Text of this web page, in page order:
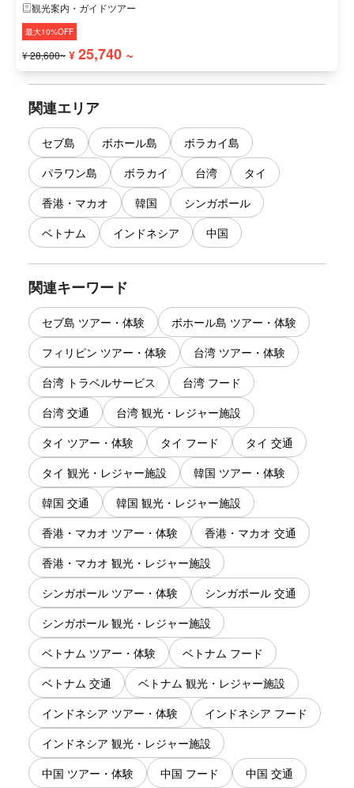
観光案内・ガイドツアー
最大10%OFF
¥ 28,600~ ¥ 25,740 ~
関連エリア
セブ島 ボホール島
ボラカイ島
パラワン島
ボラカイ 台湾
タイ
香港・マカオ
韓国
シンガポール
ベトナム
インドネシア 中国
関連キーワード
セブ島 ツアー・体験
ボホール島 ツアー・体験
フィリピン ツアー・体験
台湾 ツアー・体験
台湾 トラベルサービス
台湾 フード
台湾 交通
台湾 観光・レジャー施設
タイ ツアー・体験
タイ フード
タイ 交通
タイ 観光・レジャー施設
韓国 ツアー・体験
韓国 交通
韓国 観光・レジャー施設
香港・マカオ ツアー・体験
香港・マカオ 交通
香港・マカオ 観光・レジャー施設
シンガポール ツアー・体験
シンガポール 交通
シンガポール 観光・レジャー施設
ベトナム ツアー・体験
ベトナム フード
ベトナム 交通
ベトナム 観光・レジャー施設
インドネシア ツアー・体験
インドネシア フード
インドネシア 観光・レジャー施設
中国 ツアー・体験
中国 フード
中国 交通